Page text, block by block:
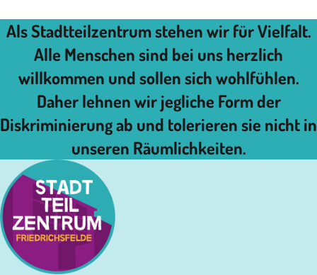
Als Stadtteilzentrum stehen wir für Vielfalt.
Alle Menschen sind bei uns herzlich
willkommen und sollen sich wohlfühlen.
Daher lehnen wir jegliche Form der
Diskriminierung ab und tolerieren sie nicht in
unseren Räumlichkeiten.